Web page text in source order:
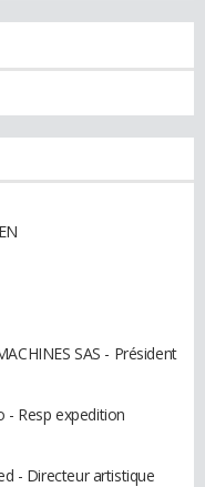
SAS - Président
Resp expedition
- Directeur artistique